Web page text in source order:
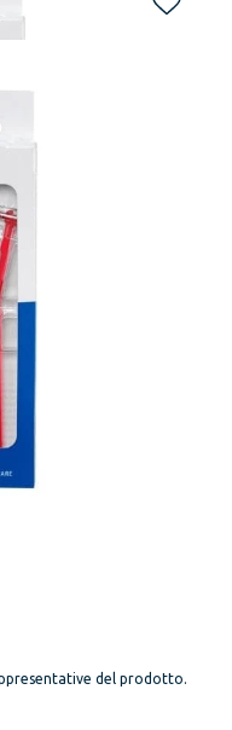
del prodotto.